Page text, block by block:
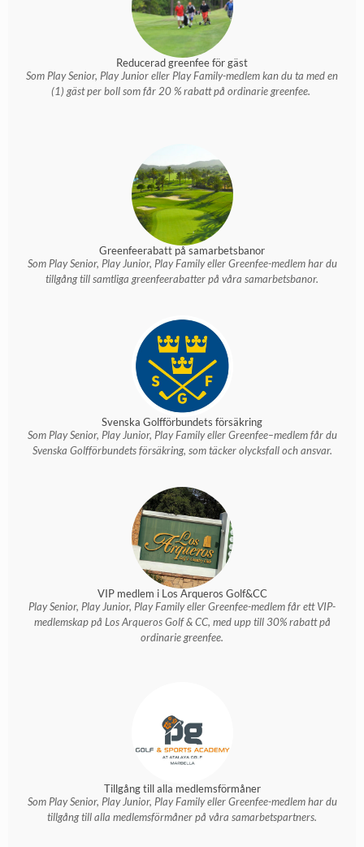
Reducerad greenfee för gäst
Som Play Senior, Play Junior eller Play Family-medlem kan du ta med en
(1) gäst per boll som får 20 % rabatt på ordinarie greenfee.
Greenfeerabatt på samarbetsbanor
Som Play Senior, Play Junior, Play Family eller Greenfee-medlem har du
tillgång till samtliga greenfeerabatter på våra samarbetsbanor.
Svenska Golfförbundets försäkring
Som Play Senior, Play Junior, Play Family eller Greenfee–medlem får du
Svenska Golfförbundets försäkring, som täcker olycksfall och ansvar.
VIP medlem i Los Arqueros Golf&CC
Play Senior, Play Junior, Play Family eller Greenfee-medlem får ett VIP-
medlemskap på Los Arqueros Golf & CC, med upp till 30% rabatt på
ordinarie greenfee.
Tillgång till alla medlemsförmåner
Som Play Senior, Play Junior, Play Family eller Greenfee-medlem har du
tillgång till alla medlemsförmåner på våra samarbetspartners.